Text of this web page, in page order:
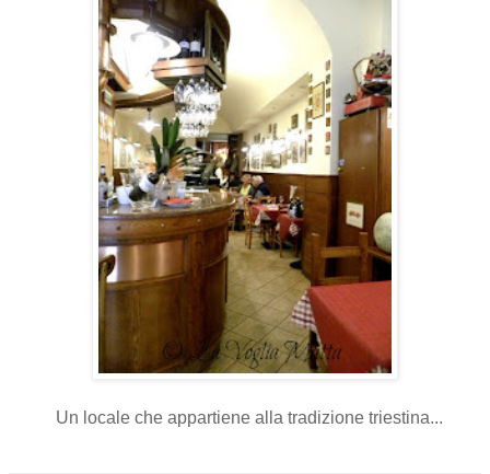
Un locale che appartiene alla tradizione triestina...